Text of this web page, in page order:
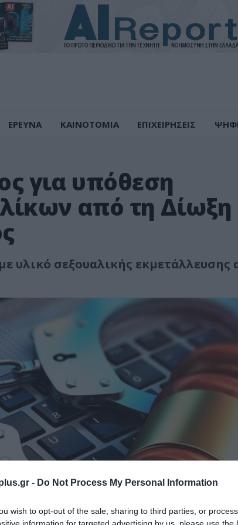
- Do Not Process My Personal Information
wish to opt-out of the sale, sharing to third parties, or
information for targeted advertising by us, please use the
ΕΡΕΥΝΑ ΚΑΙΝΟΤΟΜΙΑ ΕΠΙΧΕΙΡΗΣΕΙΣ
για υπόθεση
από τη Δίωξη
υλικό σεξουαλικής εκμετάλλευσης